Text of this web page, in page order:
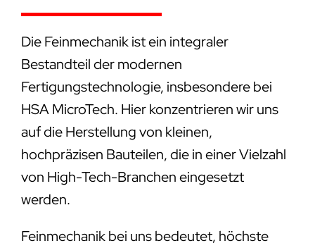
Die Feinmechanik ist ein integraler
Bestandteil der modernen
Fertigungstechnologie, insbesondere bei
HSA MicroTech. Hier konzentrieren wir uns
auf die Herstellung von kleinen,
hochpräzisen Bauteilen, die in einer Vielzahl
von High-Tech-Branchen eingesetzt
werden.
Feinmechanik bei uns bedeutet, höchste